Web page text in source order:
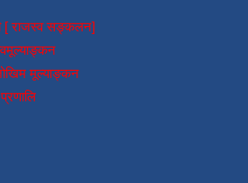
[ राजस्व सङ्कलन]
मूल्याङ्कन